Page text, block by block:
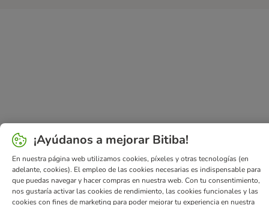
¡Ayúdanos a mejorar Bitiba!
En nuestra página web utilizamos cookies, píxeles y otras tecnologías (en
adelante, cookies). El empleo de las cookies necesarias es indispensable para
que puedas navegar y hacer compras en nuestra web. Con tu consentimiento,
nos gustaría activar las cookies de rendimiento, las cookies funcionales y las
cookies con fines de marketing para poder mejorar tu experiencia en nuestra